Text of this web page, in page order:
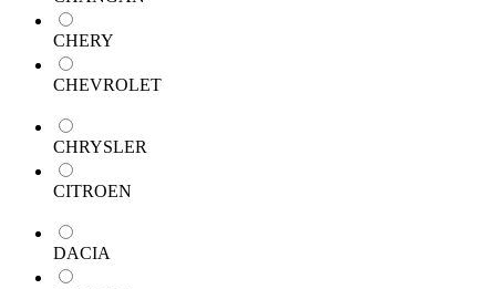
CHERY
CHEVROLET
CHRYSLER
CITROEN
DACIA